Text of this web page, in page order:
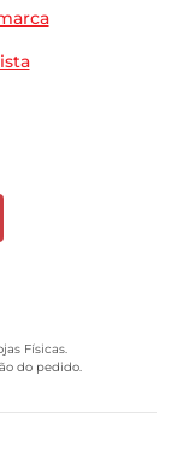
Físicas.
do pedido.